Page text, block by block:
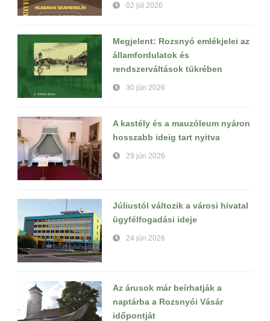
02 júl 2026
Megjelent: Rozsnyó emlékjelei az
államfordulatok és
rendszerváltások tükrében
30 jún 2026
A kastély és a mauzóleum nyáron
hosszabb ideig tart nyitva
29 jún 2026
Júliustól változik a városi hivatal
ügyfélfogadási ideje
24 jún 2026
Az árusok már beírhatják a
naptárba a Rozsnyói Vásár
időpontját